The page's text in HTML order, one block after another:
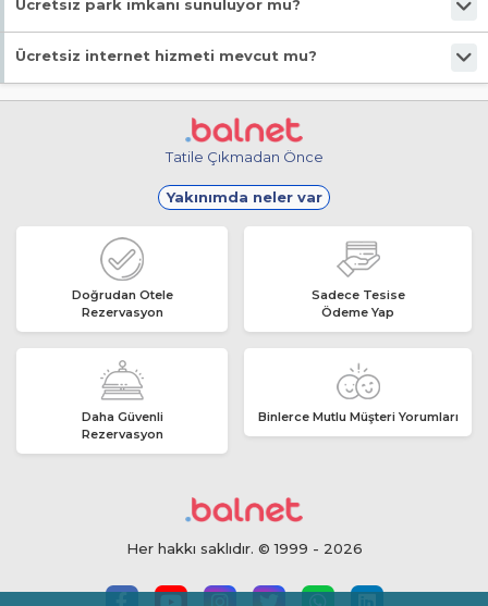
Ücretsiz park imkanı sunuluyor mu?
Evet, ücretsiz park imkanı mevcut.
Ücretsiz internet hizmeti mevcut mu?
Evet, ücretsiz internet hizmeti sunuluyor.
Tatile Çıkmadan Önce
Yakınımda neler var
Doğrudan Otele
Rezervasyon
Sadece Tesise
Ödeme Yap
Daha Güvenli
Rezervasyon
Binlerce Mutlu Müşteri Yorumları
Her hakkı saklıdır. © 1999 - 2026